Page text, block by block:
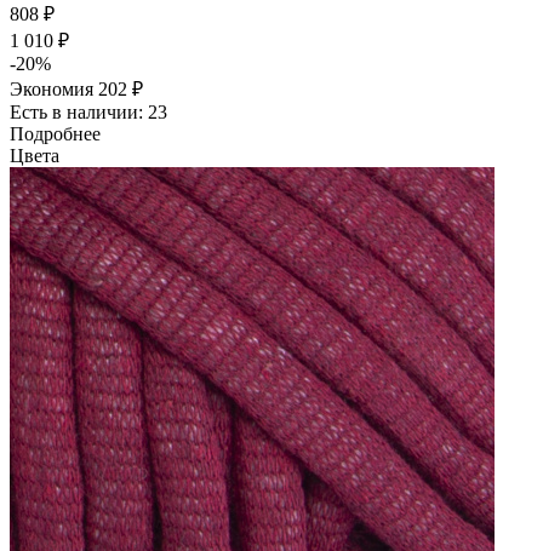
808 ₽
1 010 ₽
-20%
Экономия 202 ₽
Есть в наличии: 23
Подробнее
Цвета